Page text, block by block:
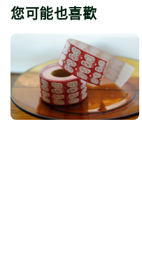
您可能也喜歡